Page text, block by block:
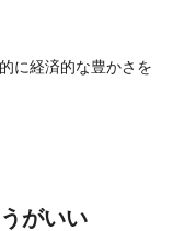
に経済的な豊かさを
がいい